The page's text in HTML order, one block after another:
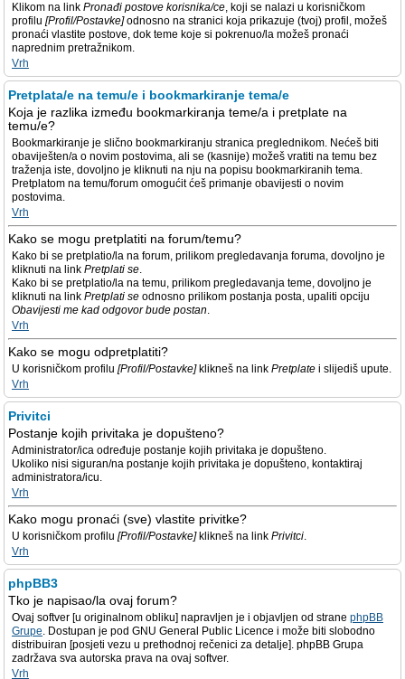
Klikom na link Pronađi postove korisnika/ce, koji se nalazi u korisničkom
profilu [Profil/Postavke]odnosno na stranici koja prikazuje (tvoj) profil, možeš
pronaći vlastite postove, dok teme koje si pokrenuo/la možeš pronaći
naprednim pretražnikom.
Vrh
Pretplata/e na temu/e i bookmarkiranje tema/e
Koja je razlika između bookmarkiranja teme/a i pretplate na
temu/e?
Bookmarkiranje je slično bookmarkiranju stranica preglednikom. Nećeš biti
obaviješten/a o novim postovima, ali se (kasnije) možeš vratiti na temu bez
traženja iste, dovoljno je kliknuti na nju na popisu bookmarkiranih tema.
Pretplatom na temu/forum omogućit ćeš primanje obavijesti o novim
postovima.
Vrh
Kako se mogu pretplatiti na forum/temu?
Kako bi se pretplatio/la na forum, prilikom pregledavanja foruma, dovoljno je
kliknuti na link Pretplati se.
Kako bi se pretplatio/la na temu, prilikom pregledavanja teme, dovoljno je
kliknuti na link Pretplati se odnosno prilikom postanja posta, upaliti opciju
Obavijesti me kad odgovor bude postan.
Vrh
Kako se mogu odpretplatiti?
U korisničkom profilu [Profil/Postavke]klikneš na link Pretplate i slijediš upute.
Vrh
Privitci
Postanje kojih privitaka je dopušteno?
Administrator/ica određuje postanje kojih privitaka je dopušteno.
Ukoliko nisi siguran/na postanje kojih privitaka je dopušteno, kontaktiraj
administratora/icu.
Vrh
Kako mogu pronaći (sve) vlastite privitke?
U korisničkom profilu [Profil/Postavke]klikneš na link Privitci.
Vrh
phpBB3
Tko je napisao/la ovaj forum?
Ovaj softver [u originalnom obliku] napravljen je i objavljen od strane phpBB
Grupe. Dostupan je pod GNU General Public Licence i može biti slobodno
distribuiran [posjeti vezu u prethodnoj rečenici za detalje]. phpBB Grupa
zadržava sva autorska prava na ovaj softver.
Vrh